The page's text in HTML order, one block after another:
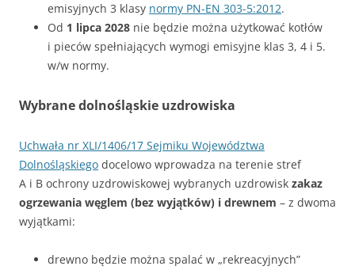
emisyjnych 3 klasy normy PN-EN 303-5:2012.
Od 1 lipca 2028 nie będzie można użytkować kotłów
i pieców spełniających wymogi emisyjne klas 3, 4 i 5.
w/w normy.
Wybrane dolnośląskie uzdrowiska
Uchwała nr XLI/1406/17 Sejmiku Województwa
Dolnośląskiego docelowo wprowadza na terenie stref
A i B ochrony uzdrowiskowej wybranych uzdrowisk zakaz
ogrzewania węglem (bez wyjątków) i drewnem – z dwoma
wyjątkami:
drewno będzie można spalać w „rekreacyjnych”